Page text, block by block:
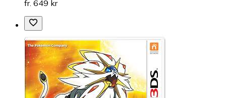
fr. 649 kr